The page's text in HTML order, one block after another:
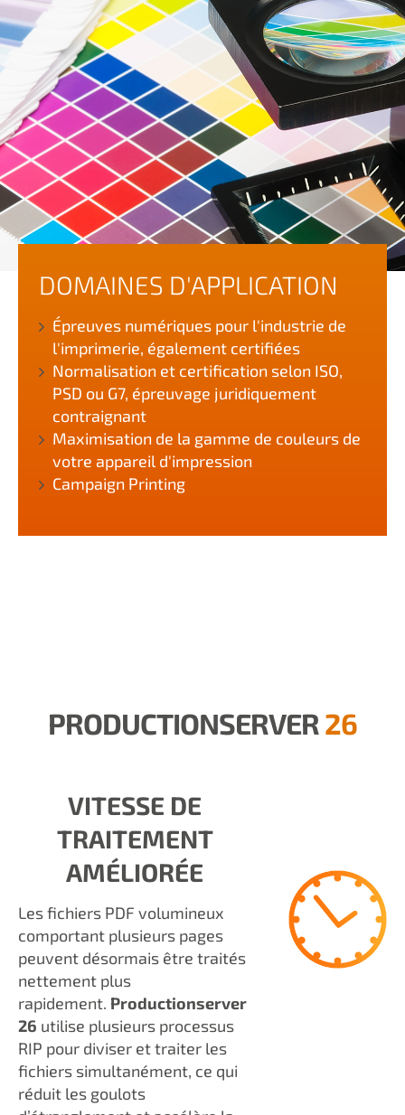
DOMAINES D'APPLICATION
Épreuves numériques pour l'industrie de
l'imprimerie, également certifiées
Normalisation et certification selon ISO,
PSD ou G7, épreuvage juridiquement
contraignant
Maximisation de la gamme de couleurs de
votre appareil d'impression
Campaign Printing
PRODUCTIONSERVER 26
VITESSE DE
TRAITEMENT
AMÉLIORÉE
Les fichiers PDF volumineux
comportant plusieurs pages
peuvent désormais être traités
nettement plus
rapidement. Productionserver
26 utilise plusieurs processus
RIP pour diviser et traiter les
fichiers simultanément, ce qui
réduit les goulots